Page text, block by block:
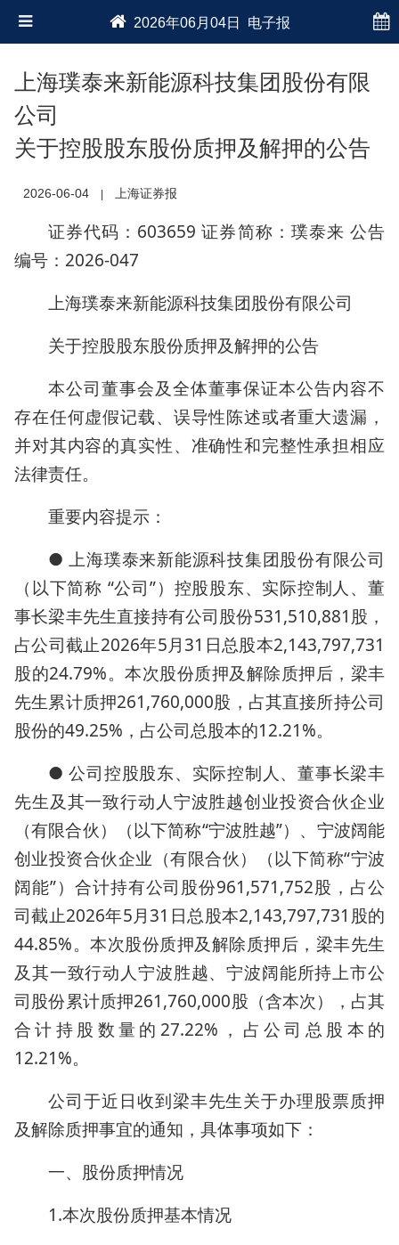
2026年06月04日 电子报
上海璞泰来新能源科技集团股份有限
公司
关于控股股东股份质押及解押的公告
2026-06-04 上海证券报
证券代码：603659 证券简称：璞泰来 公告
编号：2026-047
上海璞泰来新能源科技集团股份有限公司
关于控股股东股份质押及解押的公告
本公司董事会及全体董事保证本公告内容不
存在任何虚假记载、误导性陈述或者重大遗漏，
并对其内容的真实性、准确性和完整性承担相应
法律责任。
重要内容提示：
● 上海璞泰来新能源科技集团股份有限公司
（以下简称 “公司”）控股股东、实际控制人、董
事长梁丰先生直接持有公司股份531,510,881股，
占公司截止2026年5月31日总股本2,143,797,731
股的24.79%。本次股份质押及解除质押后，梁丰
先生累计质押261,760,000股，占其直接所持公司
股份的49.25%，占公司总股本的12.21%。
● 公司控股股东、实际控制人、董事长梁丰
先生及其一致行动人宁波胜越创业投资合伙企业
（有限合伙）（以下简称“宁波胜越”）、宁波阔能
创业投资合伙企业（有限合伙）（以下简称“宁波
阔能”）合计持有公司股份961,571,752股，占公
司截止2026年5月31日总股本2,143,797,731股的
44.85%。本次股份质押及解除质押后，梁丰先生
及其一致行动人宁波胜越、宁波阔能所持上市公
司股份累计质押261,760,000股（含本次），占其
合计持股数量的27.22%，占公司总股本的
12.21%。
公司于近日收到梁丰先生关于办理股票质押
及解除质押事宜的通知，具体事项如下：
一、股份质押情况
1.本次股份质押基本情况